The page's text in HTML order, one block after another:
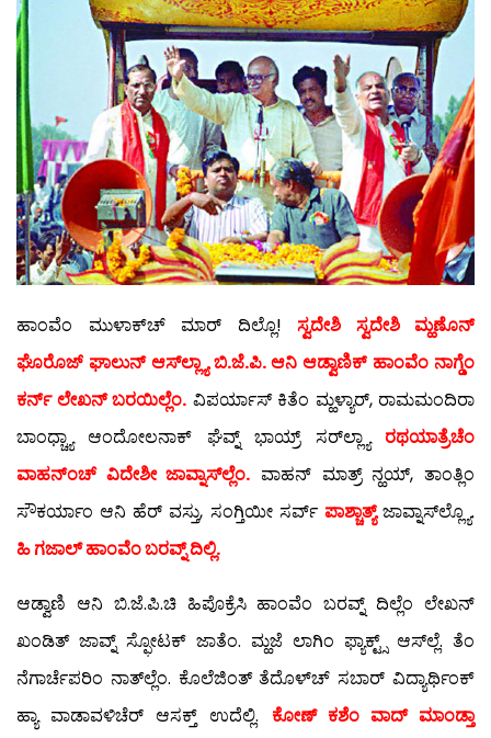
ಹಾಂವೆಂ ಮುಳಾಕ್‍ಚ್ ಮಾರ್ ದಿಲ್ಲೊ! ಸ್ವದೇಶಿ ಸ್ವದೇಶಿ ಮ್ಹಣೊನ್
ಘೊರೊಜ್ ಘಾಲುನ್ ಆಸ್‍ಲ್ಲ್ಯಾ ಬಿ.ಜೆ.ಪಿ. ಆನಿ ಆಡ್ವಾಣಿಕ್ ಹಾಂವೆಂ ನಾಗ್ಡೆಂ
ಕರ್ನ್ ಲೇಖನ್ ಬರಯಿಲ್ಲೆಂ. ವಿಪರ್ಯಾಸ್ ಕಿತೆಂ ಮ್ಹಳ್ಯಾರ್, ರಾಮಮಂದಿರಾ
ಬಾಂಧ್ಚ್ಯಾ ಆಂದೋಲನಾಕ್ ಘೆವ್ನ್ ಭಾಯ್ರ್ ಸರ್‌ಲ್ಲ್ಯಾ ರಥಯಾತ್ರೆಚೆಂ
ವಾಹನ್‍ಂಚ್ ವಿದೇಶೀ ಜಾವ್ನಾಸ್‍ಲ್ಲೆಂ. ವಾಹನ್ ಮಾತ್ರ್ ನ್ಹಯ್, ತಾಂತ್ಲಿಂ
ಸೌಕರ್ಯಾಂ ಆನಿ ಹೆರ್ ವಸ್ತು, ಸಂಗ್ತಿಯೀ ಸರ್ವ್ ಪಾಶ್ಚಾತ್ಯ್ಜಾವ್ನಾಸ್‍ಲ್ಲ್ಯೊ.
ಹಿ ಗಜಾಲ್ ಹಾಂವೆಂ ಬರವ್ನ್ ದಿಲ್ಲಿ.
ಆಡ್ವಾಣಿ ಆನಿ ಬಿ.ಜೆ.ಪಿ.ಚಿ ಹಿಪೊಕ್ರೆಸಿ ಹಾಂವೆಂ ಬರವ್ನ್ ದಿಲ್ಲೆಂ ಲೇಖನ್
ಖಂಡಿತ್ ಜಾವ್ನ್ ಸ್ಫೋಟಕ್ ಜಾತೆಂ. ಮ್ಹಜೆ ಲಾಗಿಂ ಫ್ಯಾಕ್ಟ್ಸ್ ಆಸ್‍ಲ್ಲೆ. ತೆಂ
ನೆಗಾರ್ಚೆಪರಿಂ ನಾತ್‍ಲ್ಲೆಂ. ಕೊಲೆಜಿಂತ್ ತೆದೊಳ್‍ಚ್ ಸಬಾರ್ ವಿದ್ಯಾರ್ಥಿಂಕ್
ಹ್ಯಾ ವಾಡಾವಳಿಚೆರ್ ಆಸಕ್ತ್ ಉದೆಲ್ಲಿ. ಕೋಣ್ ಕಶೆಂ ವಾದ್ ಮಾಂಡ್ತಾ